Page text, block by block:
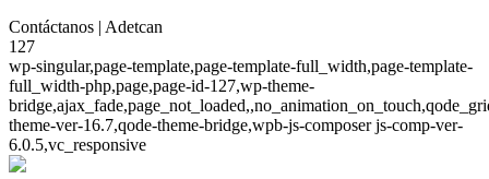
Contáctanos | Adetcan
127
wp-singular,page-template,page-template-full_width,page-template-
full_width-php,page,page-id-127,wp-theme-
theme-ver-16.7,qode-theme-bridge,wpb-js-composer js-comp-ver-
6.0.5,vc_responsive